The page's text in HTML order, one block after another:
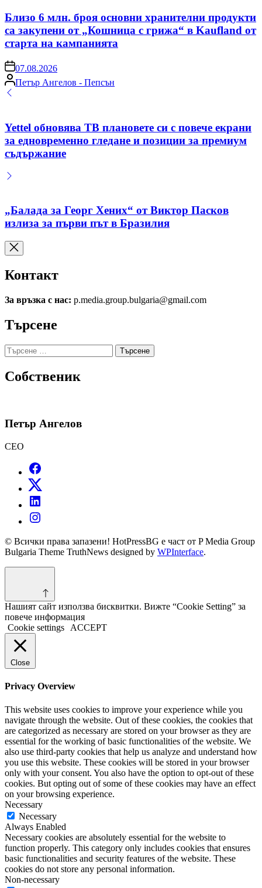
Близо 6 млн. броя основни хранителни продукти
са закупени от „Кошница с грижа“ в Kaufland от
старта на кампанията
on07.08.2026
Posted
by
Петър Ангелов - Пепсън
Yettel обновява ТВ плановете си с повече екрани
за едновременно гледане и позиции за премиум
съдържание
„Балада за Георг Хених“ от Виктор Пасков
излиза за първи път в Бразилия
Контакт
За връзка с нас: p.media.group.bulgaria@gmail.com
Търсене
Търсене
за:
Собственик
Петър Ангелов
CEO
© Всички права запазени! HotPressBG е част от P Media Group
Bulgaria Theme TruthNews designed by WPInterface.
Нашият сайт използва бисквитки. Вижте “Cookie Setting” за
повече информация
Cookie settings
ACCEPT
Close
Privacy Overview
This website uses cookies to improve your experience while you
navigate through the website. Out of these cookies, the cookies that
are categorized as necessary are stored on your browser as they are
essential for the working of basic functionalities of the website. We
also use third-party cookies that help us analyze and understand how
you use this website. These cookies will be stored in your browser
only with your consent. You also have the option to opt-out of these
cookies. But opting out of some of these cookies may have an effect
on your browsing experience.
Necessary
Necessary
Always Enabled
Necessary cookies are absolutely essential for the website to
function properly. This category only includes cookies that ensures
basic functionalities and security features of the website. These
cookies do not store any personal information.
Non-necessary